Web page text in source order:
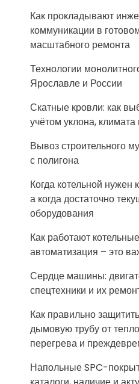
Как прокладывают
коммуникации в
масштабного ремонта
Технологии
Ярославле и России
Скатные кровли: как
учётом уклона, климата
Вывоз строительного
с полигона
Когда котельной нужен
а когда достаточно
оборудования
Как работают
автоматизация – это
Сердце машины:
спецтехники и их
Как правильно
дымовую трубу от
перегрева и
Напольные SPC-